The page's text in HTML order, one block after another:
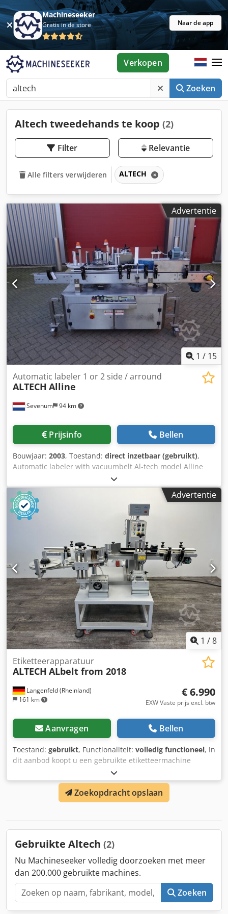
Machineseeker
Gratis in de store Naar de app
Zoeken
Verkopen
Altech tweedehands te koop (2)
Filter Relevantie
Alle filters verwijderen ALTECH
Advertentie
1 / 15
Sevenum 94 km
Automatic labeler 1 or 2 side / arround
ALTECH Alline
Prijsinfo Bellen
Bouwjaar: 2003, Toestand: direct inzetbaar (gebruikt),
Automatic labeler with vacuumbelt Al-tech model Alline
Build 2003 posibillity for 1 or 2 labels or wrap arround
Chjdpfxjinh Tho Aguoa max container size 100mm max
label height 150mm machine is tested and in good working
order video on request by whats-app
Advertentie
1 /8
Langenfeld (Rheinland)
161 km
Etiketteerapparatuur
ALTECH ALbelt from 2018
€ 6.990
EXW Vaste prijs excl. btw
Aanvragen Bellen
Toestand: gebruikt, Functionaliteit: volledig functioneel, In
dit aanbod koopt u een gebruikte etiketteermachine
"ALTech ALbelt" Verkocht artikel: 1 x ALTech ALbelt met de
volgende uitrusting: bouwjaar 2018 Chsdoymwqfjpfx
Aguea Toestand: Dit betreft een gebruikt apparaat dat
mogelijk gebruikssporen (kleine krassen of verkleuringen)
Verpakking en verzending: U kunt het apparaat tijdens
wel een afspraak! Zeewaardige verpakking en wereldwijde
verzending mogelijk op aanvraag! Voor meer informatie
kunt u uiteraard ook persoonlijk contact met ons opnemen.
Zoekopdracht opslaan
Gebruikte Altech (2)
Nu Machineseeker volledig doorzoeken met meer
dan 200.000 gebruikte machines.
Zoeken